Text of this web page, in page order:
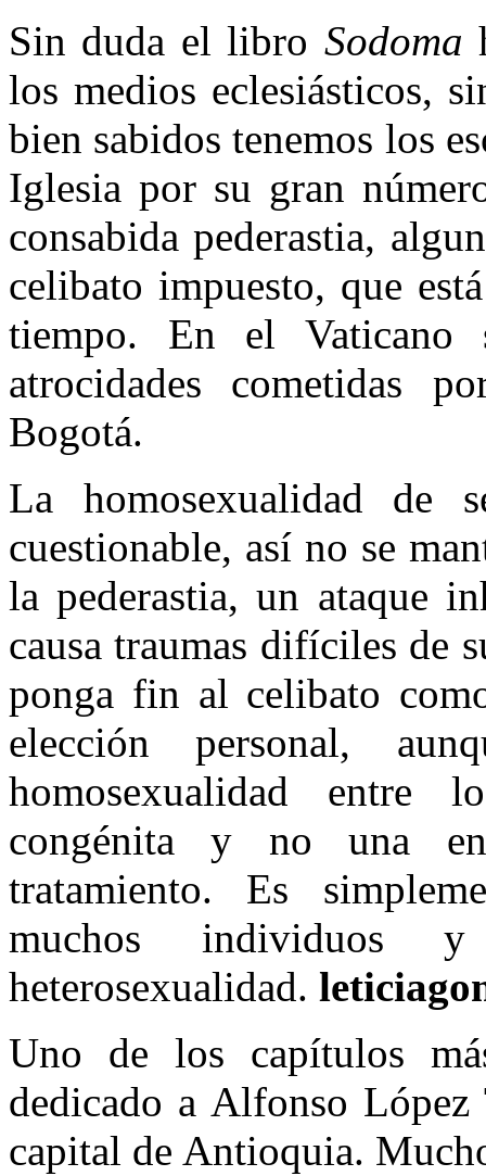
Sin duda el libro Sodoma
los medios eclesiásticos,
bien sabidos tenemos los
Iglesia por su gran
consabida pederastia,
celibato impuesto, que
tiempo. En el Vaticano
atrocidades cometidas
Bogotá.
La homosexualidad de
cuestionable, así no se
la pederastia, un ataque
causa traumas difíciles de
ponga fin al celibato
elección personal,
homosexualidad entre
congénita y no una
tratamiento. Es
muchos individuos
heterosexualidad.
Uno de los capítulos
dedicado a Alfonso
capital de Antioquia.